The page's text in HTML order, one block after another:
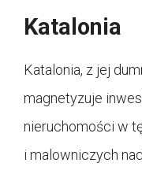
Katalonia
Katalonia, z jej
magnetyzuje
nieruchomości w
i malowniczych